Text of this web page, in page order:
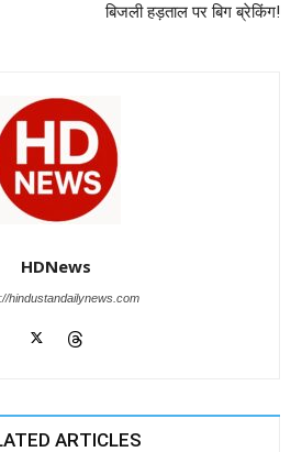
बिजली हड़ताल पर बिग ब्रेकिंग!
HDNews
hindustandailynews.com
ARTICLES